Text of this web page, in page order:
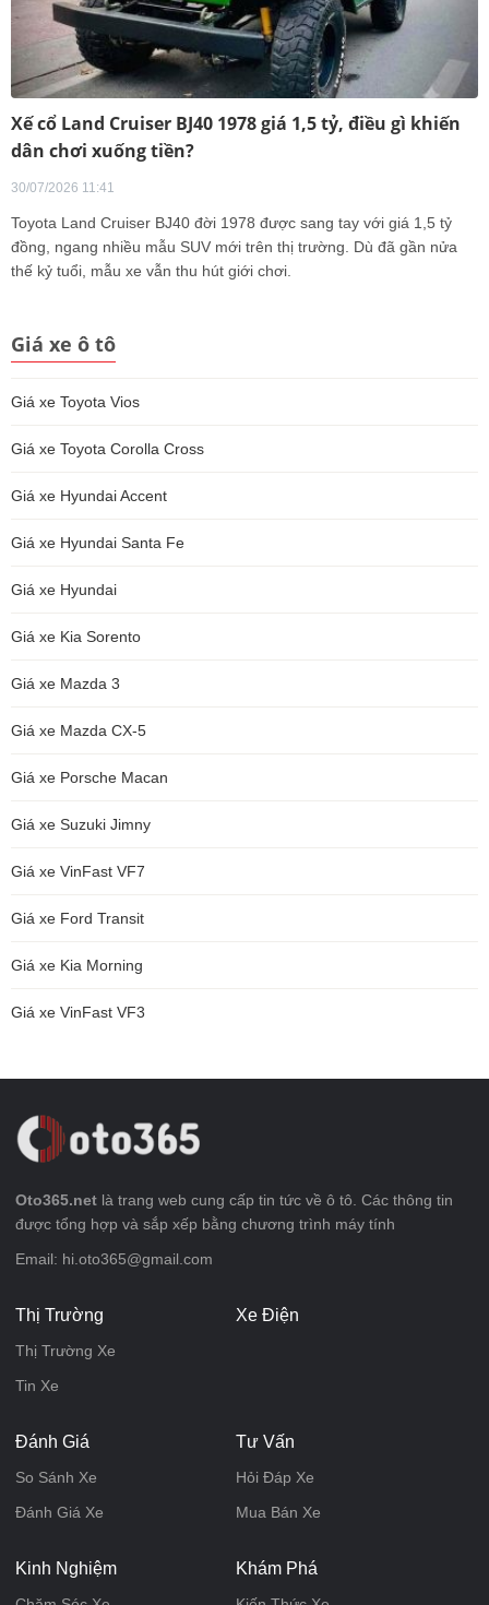
Xế cổ Land Cruiser BJ40 1978 giá 1,5 tỷ, điều gì khiến
dân chơi xuống tiền?
30/07/2026 11:41
Toyota Land Cruiser BJ40 đời 1978 được sang tay với giá 1,5 tỷ
đồng, ngang nhiều mẫu SUV mới trên thị trường. Dù đã gần nửa
thế kỷ tuổi, mẫu xe vẫn thu hút giới chơi.
Giá xe ô tô
Giá xe Toyota Vios
Giá xe Toyota Corolla Cross
Giá xe Hyundai Accent
Giá xe Hyundai Santa Fe
Giá xe Hyundai
Giá xe Kia Sorento
Giá xe Mazda 3
Giá xe Mazda CX-5
Giá xe Porsche Macan
Giá xe Suzuki Jimny
Giá xe VinFast VF7
Giá xe Ford Transit
Giá xe Kia Morning
Giá xe VinFast VF3
Oto365.net là trang web cung cấp tin tức về ô tô. Các thông tin
được tổng hợp và sắp xếp bằng chương trình máy tính
Email: hi.oto365@gmail.com
Thị Trường
Thị Trường Xe
Tin Xe
Xe Điện
Đánh Giá
So Sánh Xe
Đánh Giá Xe
Tư Vấn
Hỏi Đáp Xe
Mua Bán Xe
Kinh Nghiệm Khám Phá